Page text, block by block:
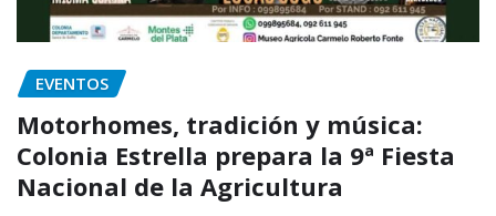
EVENTOS
Motorhomes, tradición y música:
Colonia Estrella prepara la 9ª Fiesta
Nacional de la Agricultura